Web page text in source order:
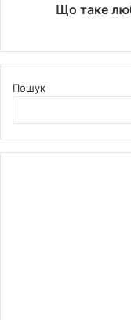
Що таке
Пошук